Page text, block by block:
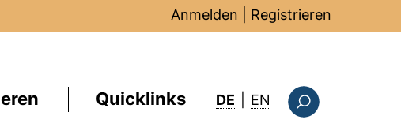
Anmelden Registrieren
Quicklinks DE EN : this page in